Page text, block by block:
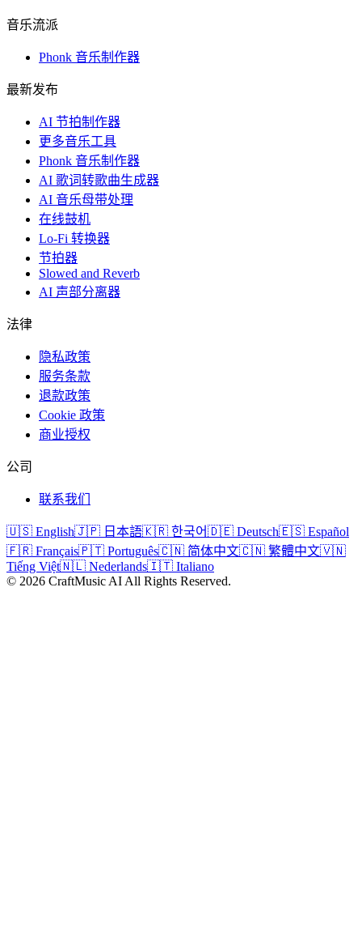
音乐流派
Phonk 音乐制作器
最新发布
AI 节拍制作器
更多音乐工具
Phonk 音乐制作器
AI 歌词转歌曲生成器
AI 音乐母带处理
在线鼓机
Lo-Fi 转换器
节拍器
Slowed and Reverb
AI 声部分离器
法律
隐私政策
服务条款
退款政策
Cookie 政策
商业授权
公司
联系我们
🇺🇸 English🇯🇵 日本語🇰🇷 한국어🇩🇪 Deutsch🇪🇸 Español
🇫🇷 Français🇵🇹 Português🇨🇳 简体中文🇨🇳 繁體中文🇻🇳
Tiếng Việt🇳🇱 Nederlands🇮🇹 Italiano
© 2026 CraftMusic AI All Rights Reserved.